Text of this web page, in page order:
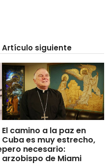
Artículo siguiente
El camino a la paz en
Cuba es muy estrecho,
pero necesario:
arzobispo de Miami